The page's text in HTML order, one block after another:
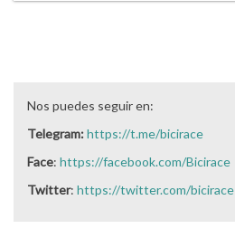
Nos puedes seguir en:
Telegram:https://t.me/bicirace
Face: https://facebook.com/Bicirace
Twitter: https://twitter.com/bicirace